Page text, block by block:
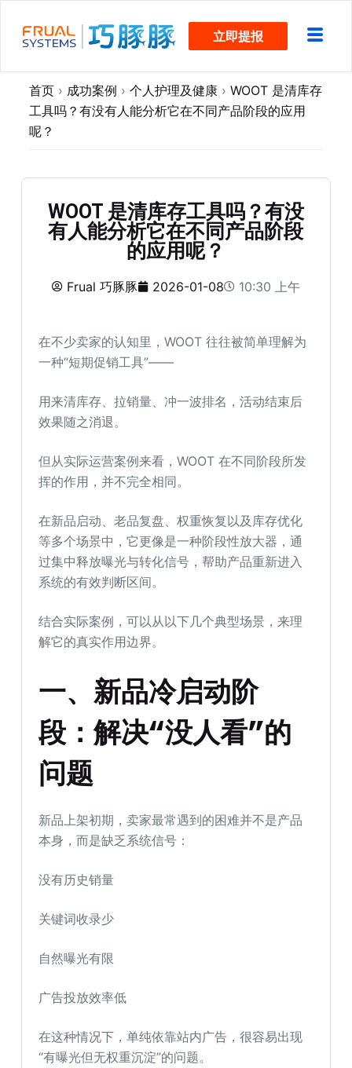
过
立即提报
首页 › 成功案例 › 个人护理及健康 › WOOT 是清库存
工具吗？有没有人能分析它在不同产品阶段的应用
呢？
WOOT 是清库存工具吗？有没
有人能分析它在不同产品阶段
的应用呢？
Frual 巧豚豚 2026-01-08 10:30 上午
在不少卖家的认知里，WOOT 往往被简单理解为
一种“短期促销工具”——
用来清库存、拉销量、冲一波排名，活动结束后
效果随之消退。
但从实际运营案例来看，WOOT 在不同阶段所发
挥的作用，并不完全相同。
在新品启动、老品复盘、权重恢复以及库存优化
等多个场景中，它更像是一种阶段性放大器，通
过集中释放曝光与转化信号，帮助产品重新进入
系统的有效判断区间。
结合实际案例，可以从以下几个典型场景，来理
解它的真实作用边界。
一、新品冷启动阶
段：解决“没人看”的
问题
新品上架初期，卖家最常遇到的困难并不是产品
本身，而是缺乏系统信号：
没有历史销量
关键词收录少
自然曝光有限
广告投放效率低
在这种情况下，单纯依靠站内广告，很容易出现
“有曝光但无权重沉淀”的问题。